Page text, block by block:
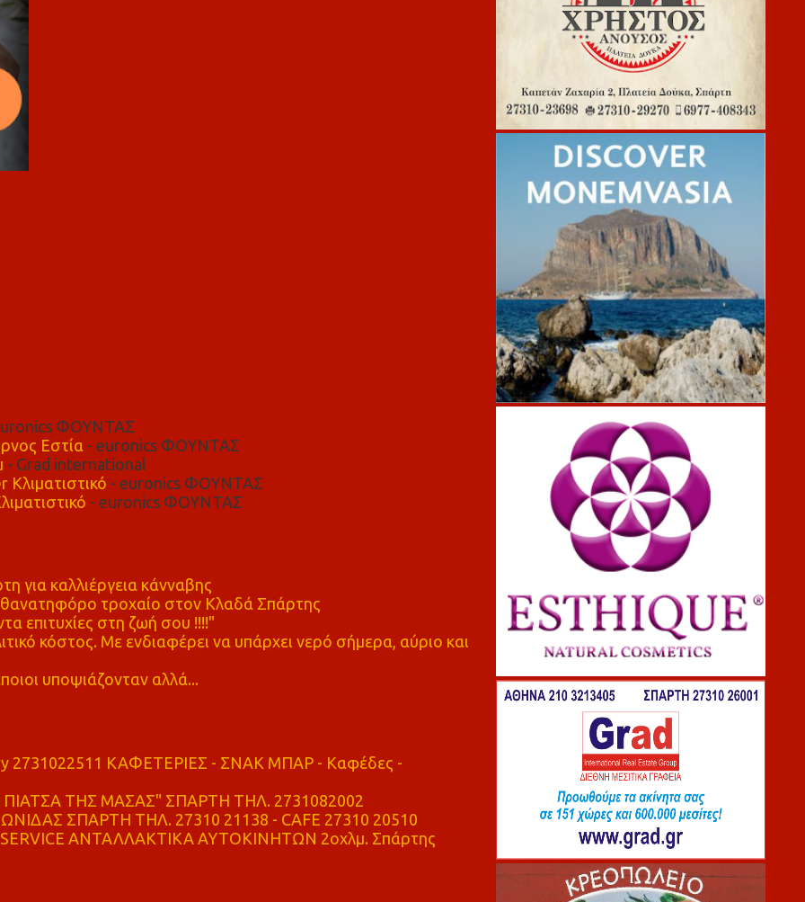
ΦΟΥΝΤΑΣ
Εστία - euronics ΦΟΥΝΤΑΣ
- Grad international
- euronics ΦΟΥΝΤΑΣ
- euronics ΦΟΥΝΤΑΣ
καλλιέργεια κάνναβης
τροχαίο στον Κλαδά Σπάρτης
επιτυχίες στη ζωή σου !!!!"
κόστος. Με ενδιαφέρει να υπάρχει νερό σήμερα, αύριο και
υποψιάζονταν αλλά...
2731022511 ΚΑΦΕΤΕΡΙΕΣ - ΣΝΑΚ ΜΠΑΡ - Καφέδες -
ΤΗΣ ΜΑΣΑΣ" ΣΠΑΡΤΗ ΤΗΛ. 2731082002
ΣΠΑΡΤΗ ΤΗΛ. 27310 21138 - CAFE 27310 20510
ΑΝΤΑΛΛΑΚΤΙΚΑ ΑΥΤΟΚΙΝΗΤΩΝ 2οχλμ. Σπάρτης